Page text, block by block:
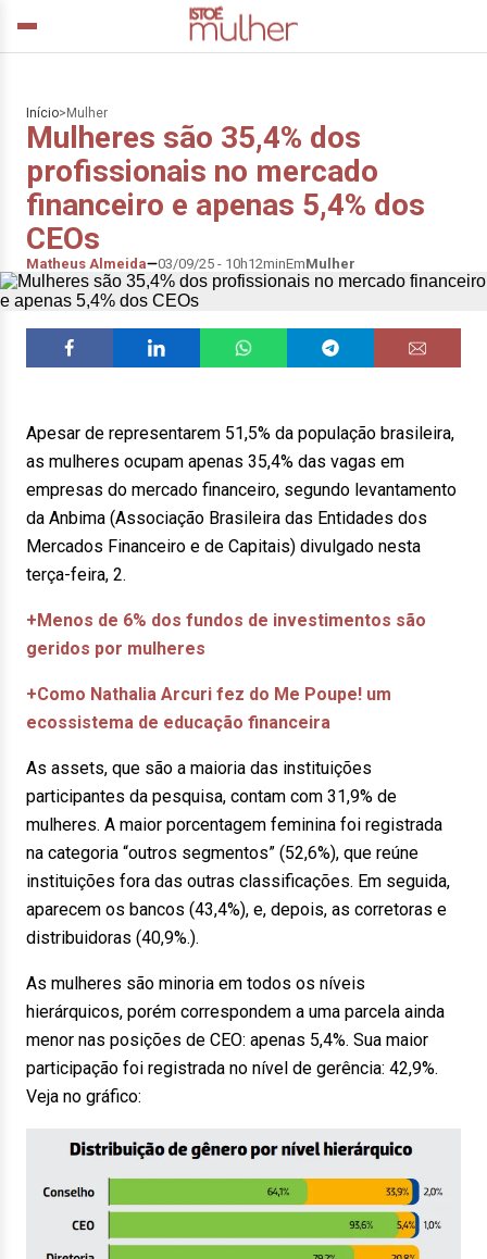
Início> Mulher
Mulheres são 35,4% dos
profissionais no mercado
financeiro e apenas 5,4% dos
CEOs
Matheus Almeida 03/09/25 - 10h12minEmMulher
Apesar de representarem 51,5% da população brasileira,
as mulheres ocupam apenas 35,4% das vagas em
empresas do mercado financeiro, segundo levantamento
da Anbima (Associação Brasileira das Entidades dos
Mercados Financeiro e de Capitais) divulgado nesta
terça-feira, 2.
+Menos de 6% dos fundos de investimentos são
geridos por mulheres
+Como Nathalia Arcuri fez do Me Poupe! um
ecossistema de educação financeira
As assets, que são a maioria das instituições
participantes da pesquisa, contam com 31,9% de
mulheres. A maior porcentagem feminina foi registrada
na categoria “outros segmentos” (52,6%), que reúne
instituições fora das outras classificações. Em seguida,
aparecem os bancos (43,4%), e, depois, as corretoras e
distribuidoras (40,9%.).
As mulheres são minoria em todos os níveis
hierárquicos, porém correspondem a uma parcela ainda
menor nas posições de CEO: apenas 5,4%. Sua maior
participação foi registrada no nível de gerência: 42,9%.
Veja no gráfico: